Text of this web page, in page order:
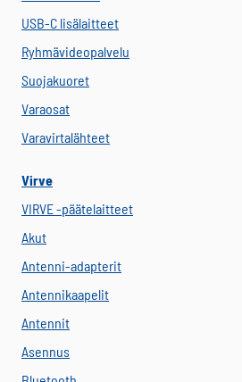
USB-C lisälaitteet
Ryhmävideopalvelu
Suojakuoret
Varaosat
Varavirtalähteet
Virve
VIRVE -päätelaitteet
Akut
Antenni-adapterit
Antennikaapelit
Antennit
Asennus